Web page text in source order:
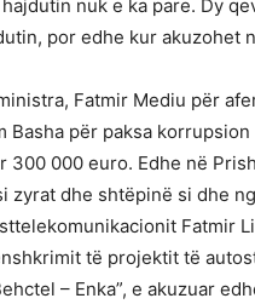
nuk e ka pare. Dy
por edhe kur akuzohet
Fatmir Mediu për
për paksa
000 euro. Edhe në
zyrat dhe shtëpinë si dhe
Fatmir
të projektit të
– Enka”, e akuzuar